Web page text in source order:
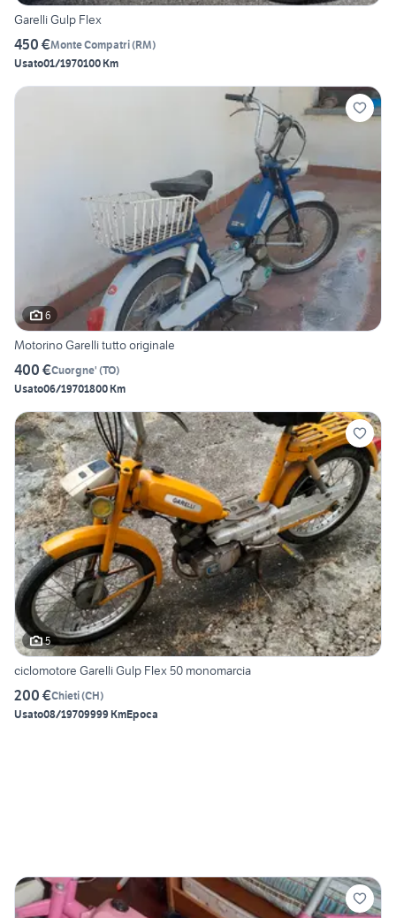
Garelli Gulp Flex
450 €Monte Compatri(RM)
Usato01/1970100 Km
6
Motorino Garelli tutto originale
400 €Cuorgne' (TO)
Usato06/19701800 Km
5
ciclomotore Garelli Gulp Flex 50 monomarcia
200 €Chieti(CH)
Usato08/19709999 KmEpoca